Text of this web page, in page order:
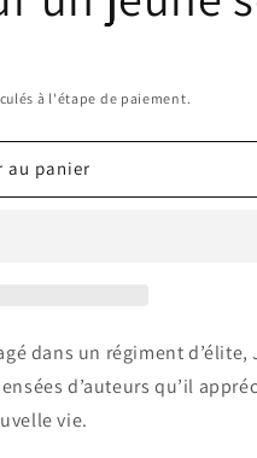
à l'étape de paiement.
au panier
dans un régiment d’élite,
d’auteurs qu’il
vie.